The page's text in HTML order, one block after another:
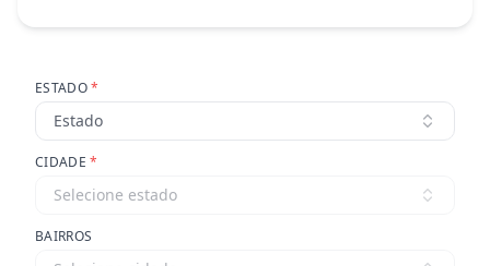
ESTADO*
Estado
CIDADE*
Selecione estado
BAIRROS